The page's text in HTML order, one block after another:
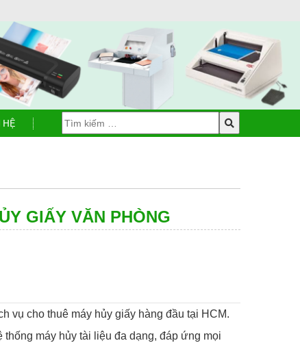
HỆ
GIẤY VĂN PHÒNG
vụ cho thuê máy hủy giấy hàng đầu tại HCM.
thống máy hủy tài liệu đa dạng, đáp ứng mọi